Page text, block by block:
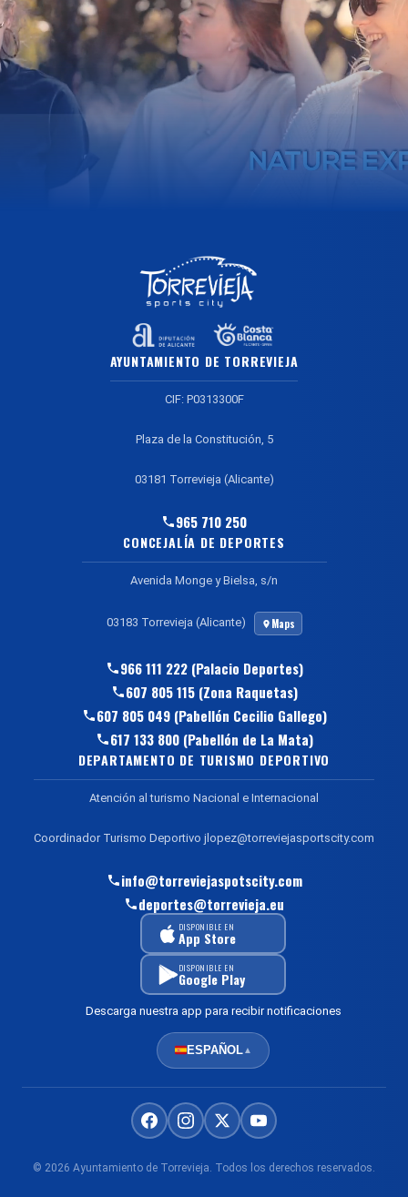
AYUNTAMIENTO DE TORREVIEJA
CIF: P0313300F
Plaza de la Constitución, 5
03181 Torrevieja (Alicante)
965 710 250
CONCEJALÍA DE DEPORTES
Avenida Monge y Bielsa, s/n
03183 Torrevieja (Alicante) Maps
966 111 222 (Palacio Deportes)
607 805 115 (Zona Raquetas)
607 805 049 (Pabellón Cecilio Gallego)
617 133 800 (Pabellón de La Mata)
DEPARTAMENTO DE TURISMO DEPORTIVO
Atención al turismo Nacional e Internacional
Coordinador Turismo Deportivo jlopez@torreviejasportscity.com
info@torreviejaspotscity.com
deportes@torrevieja.eu
DISPONIBLE EN
App Store
DISPONIBLE EN
Google Play
Descarga nuestra app para recibir notificaciones
ESPAÑOL▲
© 2026 Ayuntamiento de Torrevieja. Todos los derechos reservados.